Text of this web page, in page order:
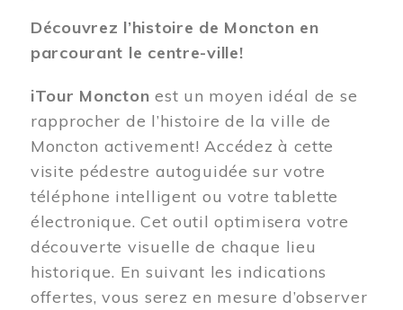
Découvrez l’histoire de Moncton en
parcourant le centre-ville!
iTour Moncton est un moyen idéal de se
rapprocher de l’histoire de la ville de
Moncton activement! Accédez à cette
visite pédestre autoguidée sur votre
téléphone intelligent ou votre tablette
électronique. Cet outil optimisera votre
découverte visuelle de chaque lieu
historique. En suivant les indications
offertes, vous serez en mesure d’observer